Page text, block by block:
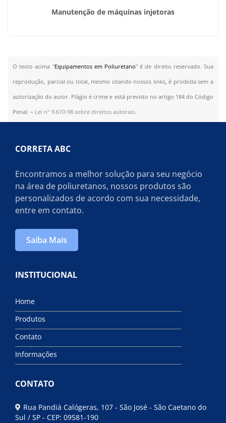
Manutenção de máquinas injetoras
O texto acima "Equipamentos em Poliuretano" é de direito reservado. Sua
reprodução, parcial ou total, mesmo citando nossos links, é proibida sem a
autorização do autor. Plágio é crime e está previsto no artigo 184 do Código
Penal. – Lei n° 9.610-98 sobre direitos autorais.
CORRETA ABC
Encontramos a melhor solução para seu negócio
na área de poliuretanos, nossos produtos são
personalizados de acordo com sua necessidade,
entre em contato.
Saiba Mais
INSTITUCIONAL
Home
Produtos
Contato
Informações
CONTATO
Rua Pandiá Calógeras, 107 - São José - São Caetano do
Sul / SP - CEP: 09581-190